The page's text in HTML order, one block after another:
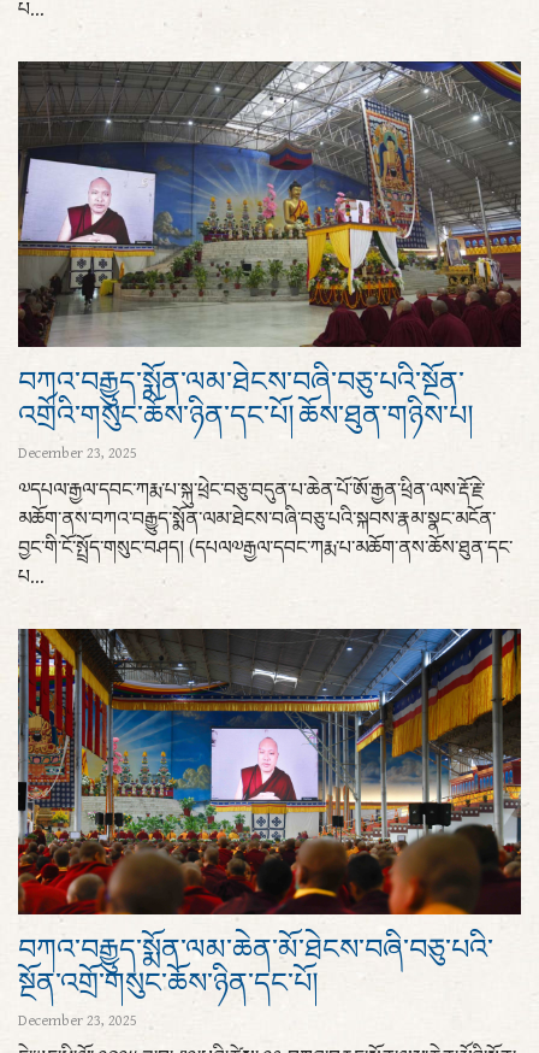
པ...
བཀའ་བརྒྱུད་སྨོན་ལམ་ཐེངས་བཞི་བཅུ་པའི་སྔོན་
འགྲོའི་གསུང་ཆོས་ཉིན་དང་པོ། ཆོས་ཐུན་གཉིས་པ།
December 23, 2025
༧དཔལ་རྒྱལ་དབང་ཀརྨ་པ་སྐུ་ཕྲེང་བཅུ་བདུན་པ་ཆེན་པོ་ཨོ་རྒྱན་ཕྲིན་ལས་རྡོ་རྗེ་
མཆོག་ནས་བཀའ་བརྒྱུད་སྨོན་ལམ་ཐེངས་བཞི་བཅུ་པའི་སྐབས་རྣམ་སྣང་མངོན་
བྱང་གི་ངོ་སྤྲོད་གསུང་བཤད། (དཔལ༧རྒྱལ་དབང་ཀརྨ་པ་མཆོག་ནས་ཆོས་ཐུན་དང་
པ...
བཀའ་བརྒྱུད་སྨོན་ལམ་ཆེན་མོ་ཐེངས་བཞི་བཅུ་པའི་
སྔོན་འགྲོ་གསུང་ཆོས་ཉིན་དང་པོ།
December 23, 2025